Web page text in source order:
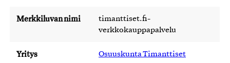
Merkkiluvan nimi
timanttiset.fi-
verkkokauppapalvelu
Yritys Osuuskunta Timanttiset